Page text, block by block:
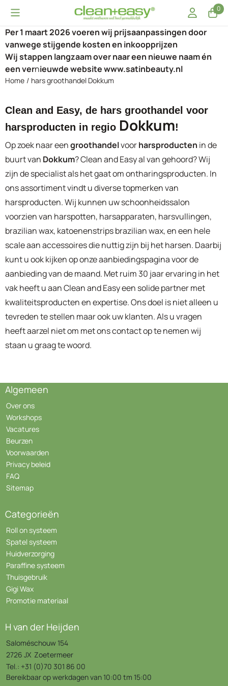
Cookievoorkeuren zijn momenteel gesloten. 0
Per 1 maart 2026 voeren wij prijsaanpassingen door
vanwege stijgende kosten en inkoopprijzen
Wij stappen langzaam over naar een nieuwe naam én
een vernieuwde website www.satinbeauty.nl
Home / hars groothandel Dokkum
Clean and Easy, de hars groothandel voor
harsproducten in regio Dokkum!
Op zoek naar eengroothandelvoorharsproducten in de
buurt van Dokkum? Clean and Easy al van gehoord? Wij
zijn de specialist als het gaat om ontharingsproducten. In
ons assortiment vindt u diverse topmerken van
harsproducten. Wij kunnen uw schoonheidssalon
voorzien van harspotten, harsapparaten, harsvullingen,
brazilian wax, katoenenstrips brazilian wax, en een hele
scale aan accessoires die nuttig zijn bij het harsen. Daarbij
kunt u ook kijken op onze aanbiedingspagina voor de
aanbieding van de maand. Met ruim 30 jaar ervaring in het
vak heeft u aan Clean and Easy een solide partner met
kwaliteitsproducten en expertise. Ons doel is niet alleen u
tevreden te stellen maar ook uw klanten. Als u vragen
heeft aarzel niet om met ons contact op te nemen wij
staan u graag te woord.
Algemeen
Over ons
Workshops
Vacatures
Beurzen
Voorwaarden
Privacy beleid
FAQ
Sitemap
Categorieën
Roll on systeem
Spatel systeem
Huidverzorging
Paraffine systeem
Thuisgebruik
Gigi Wax
Promotie materiaal
H van der Heijden
Saloméschouw 154
2726 JX Zoetermeer
Tel.: +31 (0)70 301 86 00
Bereikbaar op werkdagen van 10:00 tm 15:00